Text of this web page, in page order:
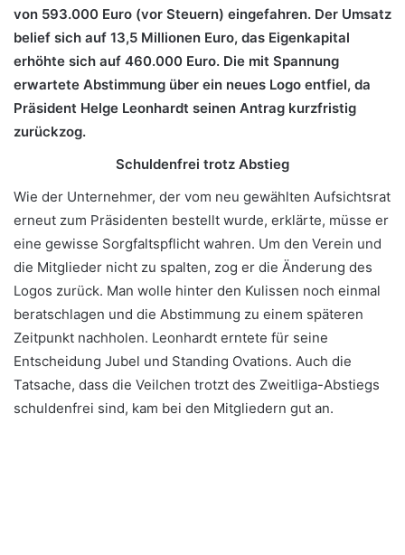
von 593.000 Euro (vor Steuern) eingefahren. Der Umsatz
belief sich auf 13,5 Millionen Euro, das Eigenkapital
erhöhte sich auf 460.000 Euro. Die mit Spannung
erwartete Abstimmung über ein neues Logo entfiel, da
Präsident Helge Leonhardt seinen Antrag kurzfristig
zurückzog.
Schuldenfrei trotz Abstieg
Wie der Unternehmer, der vom neu gewählten Aufsichtsrat
erneut zum Präsidenten bestellt wurde, erklärte, müsse er
eine gewisse Sorgfaltspflicht wahren. Um den Verein und
die Mitglieder nicht zu spalten, zog er die Änderung des
Logos zurück. Man wolle hinter den Kulissen noch einmal
beratschlagen und die Abstimmung zu einem späteren
Zeitpunkt nachholen. Leonhardt erntete für seine
Entscheidung Jubel und Standing Ovations. Auch die
Tatsache, dass die Veilchen trotzt des Zweitliga-Abstiegs
schuldenfrei sind, kam bei den Mitgliedern gut an.